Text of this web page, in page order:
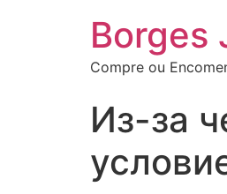
Borges
Compre ou
Из-за